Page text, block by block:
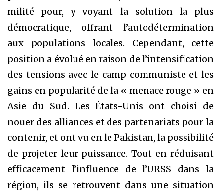
milité pour, y voyant la solution la plus
démocratique, offrant l’autodétermination
aux populations locales. Cependant, cette
position a évolué en raison de l’intensification
des tensions avec le camp communiste et les
gains en popularité de la « menace rouge » en
Asie du Sud. Les États-Unis ont choisi de
nouer des alliances et des partenariats pour la
contenir, et ont vu en le Pakistan, la possibilité
de projeter leur puissance. Tout en réduisant
efficacement l’influence de l’URSS dans la
région, ils se retrouvent dans une situation